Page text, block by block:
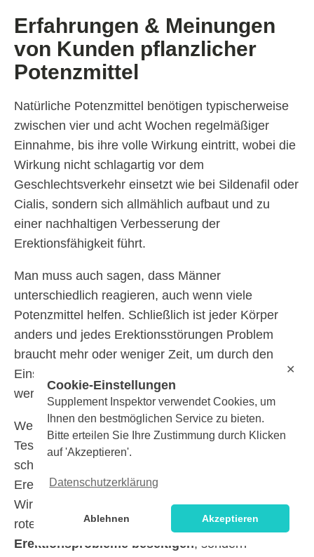
Cookie-Einstellungen
Supplement Inspektor verwendet Cookies, um
Ihnen den bestmöglichen Service zu bieten.
Bitte erteilen Sie Ihre Zustimmung durch Klicken
auf 'Akzeptieren'.
Datenschutzerklärung
Ablehnen Akzeptieren
✕
Erfahrungen & Meinungen
von Kunden pflanzlicher
Potenzmittel
Natürliche Potenzmittel benötigen typischerweise
zwischen vier und acht Wochen regelmäßiger
Einnahme, bis ihre volle Wirkung eintritt, wobei die
Wirkung nicht schlagartig vor dem
Geschlechtsverkehr einsetzt wie bei Sildenafil oder
Cialis, sondern sich allmählich aufbaut und zu
einer nachhaltigen Verbesserung der
Erektionsfähigkeit führt.
Man muss auch sagen, dass Männer
unterschiedlich reagieren, auch wenn viele
Potenzmittel helfen. Schließlich ist jeder Körper
anders und jedes Erektionsstörungen Problem
braucht mehr oder weniger Zeit, um durch den
Einsatz von Nahrungsergänzungsmitteln behoben
werden zu können.
Wenn es Ihnen jedoch lediglich darum geht, den
Testosteronspiegel und die sexuelle Erregung
schnell zu pushen, um Ihre sexuelle
Erektionsfähigkeit zu verbessern, dann sollte die
Wirkung entsprechend zeitnah einsetzen. Hier wird
roter Ginseng auch nicht sofort
alle
Erektionsprobleme beseitigen, sondern